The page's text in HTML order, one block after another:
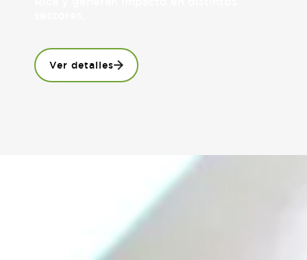
Ver detalles